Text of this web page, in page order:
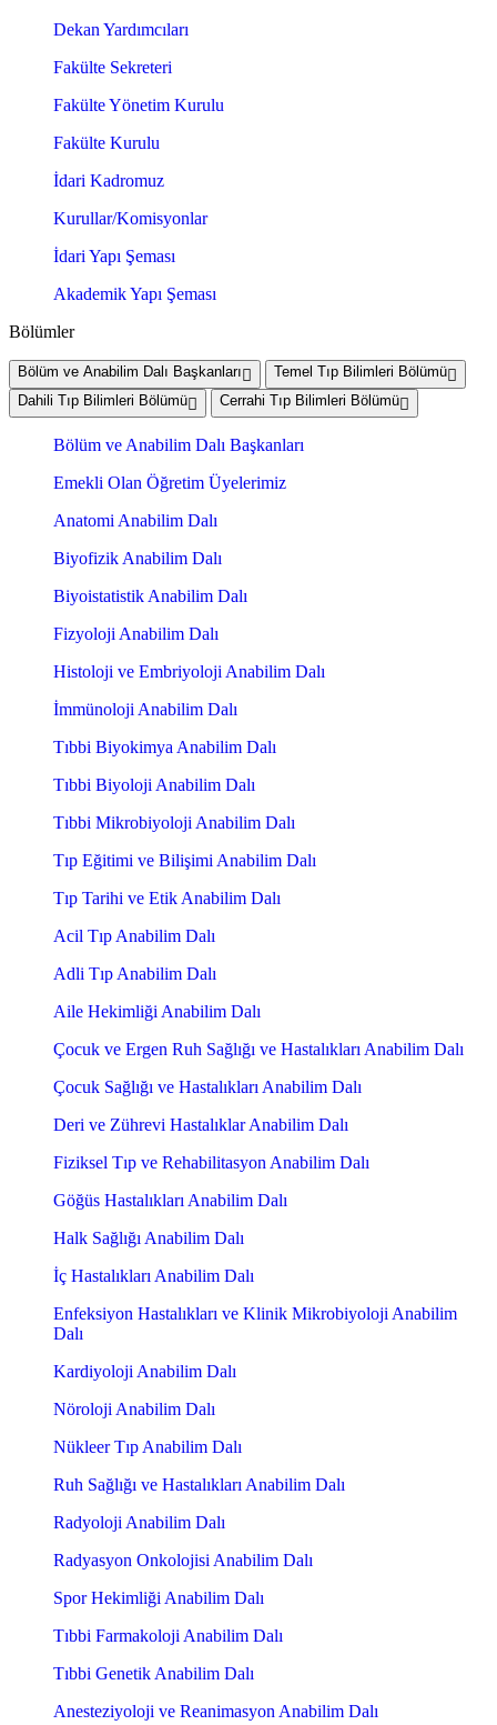
Dekan Yardımcıları
Fakülte Sekreteri
Fakülte Yönetim Kurulu
Fakülte Kurulu
İdari Kadromuz
Kurullar/Komisyonlar
İdari Yapı Şeması
Akademik Yapı Şeması
Bölümler
Bölüm ve Anabilim Dalı Başkanları
Temel Tıp Bilimleri Bölümü
Dahili Tıp Bilimleri Bölümü
Cerrahi Tıp Bilimleri Bölümü
Bölüm ve Anabilim Dalı Başkanları
Emekli Olan Öğretim Üyelerimiz
Anatomi Anabilim Dalı
Biyofizik Anabilim Dalı
Biyoistatistik Anabilim Dalı
Fizyoloji Anabilim Dalı
Histoloji ve Embriyoloji Anabilim Dalı
İmmünoloji Anabilim Dalı
Tıbbi Biyokimya Anabilim Dalı
Tıbbi Biyoloji Anabilim Dalı
Tıbbi Mikrobiyoloji Anabilim Dalı
Tıp Eğitimi ve Bilişimi Anabilim Dalı
Tıp Tarihi ve Etik Anabilim Dalı
Acil Tıp Anabilim Dalı
Adli Tıp Anabilim Dalı
Aile Hekimliği Anabilim Dalı
Çocuk ve Ergen Ruh Sağlığı ve Hastalıkları Anabilim Dalı
Çocuk Sağlığı ve Hastalıkları Anabilim Dalı
Deri ve Zührevi Hastalıklar Anabilim Dalı
Fiziksel Tıp ve Rehabilitasyon Anabilim Dalı
Göğüs Hastalıkları Anabilim Dalı
Halk Sağlığı Anabilim Dalı
İç Hastalıkları Anabilim Dalı
Enfeksiyon Hastalıkları ve Klinik Mikrobiyoloji Anabilim
Dalı
Kardiyoloji Anabilim Dalı
Nöroloji Anabilim Dalı
Nükleer Tıp Anabilim Dalı
Ruh Sağlığı ve Hastalıkları Anabilim Dalı
Radyoloji Anabilim Dalı
Radyasyon Onkolojisi Anabilim Dalı
Spor Hekimliği Anabilim Dalı
Tıbbi Farmakoloji Anabilim Dalı
Tıbbi Genetik Anabilim Dalı
Anesteziyoloji ve Reanimasyon Anabilim Dalı